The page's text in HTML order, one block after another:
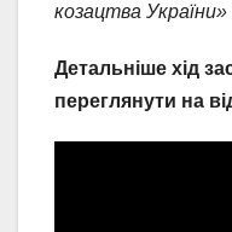
козацтва України»
Детальніше хід
переглянути на